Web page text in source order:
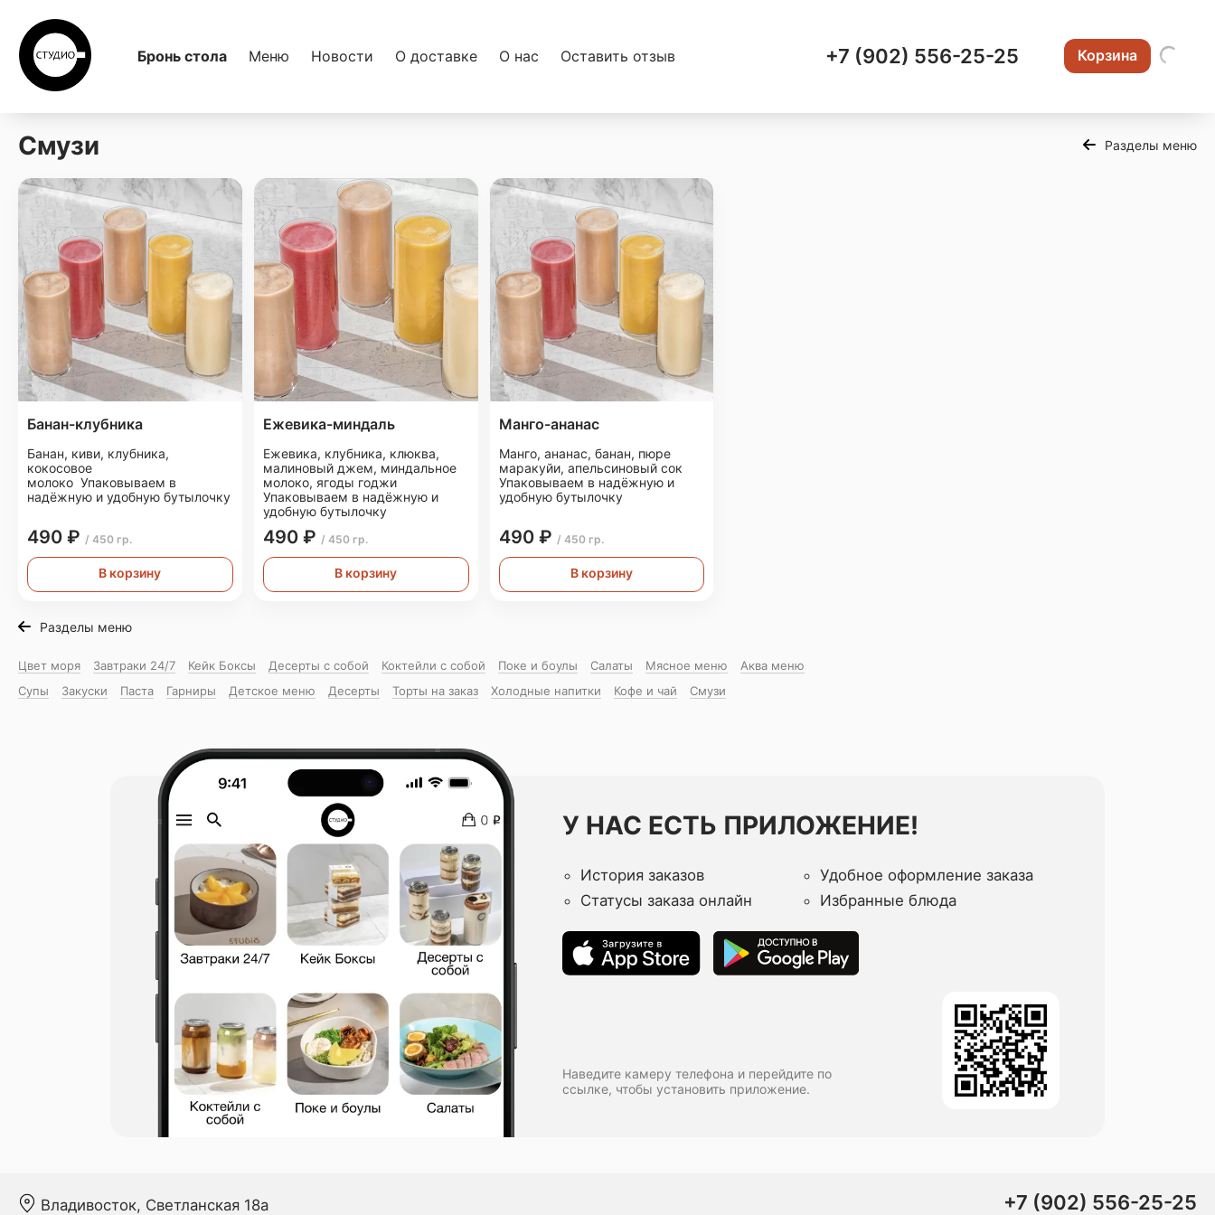
Бронь стола Меню Новости О доставке О нас Оставить отзыв +7 (902) 556-25-25 Корзина
Смузи Разделы меню
Банан-клубника
Банан, киви, клубника,
кокосовое
молоко Упаковываем в
надёжную и удобную бутылочку
490 ₽ / 450 гр.
В корзину
Ежевика-миндаль
Ежевика, клубника, клюква,
малиновый джем, миндальное
молоко, ягоды годжи
Упаковываем в надёжную и
удобную бутылочку
490 ₽ / 450 гр.
В корзину
Манго-ананас
Манго, ананас, банан, пюре
маракуйи, апельсиновый сок
Упаковываем в надёжную и
удобную бутылочку
490 ₽ / 450 гр.
В корзину
Разделы меню
Цвет моря Завтраки 24/7 Кейк Боксы Десерты с собой Коктейли с собой Поке и боулы Салаты Мясное меню
Аква меню
Супы
Закуски Паста Гарниры Детское меню Десерты Торты на заказ Холодные напитки Кофе и чай Смузи
У НАС ЕСТЬ ПРИЛОЖЕНИЕ!
История заказов
Удобное оформление заказа
Статусы заказа онлайн
Избранные блюда
Наведите камеру телефона и перейдите по
ссылке, чтобы установить приложение.
Владивосток, Светланская 18а +7 (902) 556-25-25